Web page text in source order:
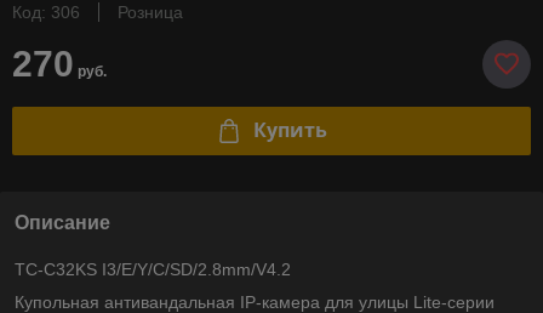
Код: 306
Розница
270 руб.
Купить
Описание
TC-C32KS I3/E/Y/C/SD/2.8mm/V4.2
Купольная антивандальная IP-камера для улицы Lite-серии